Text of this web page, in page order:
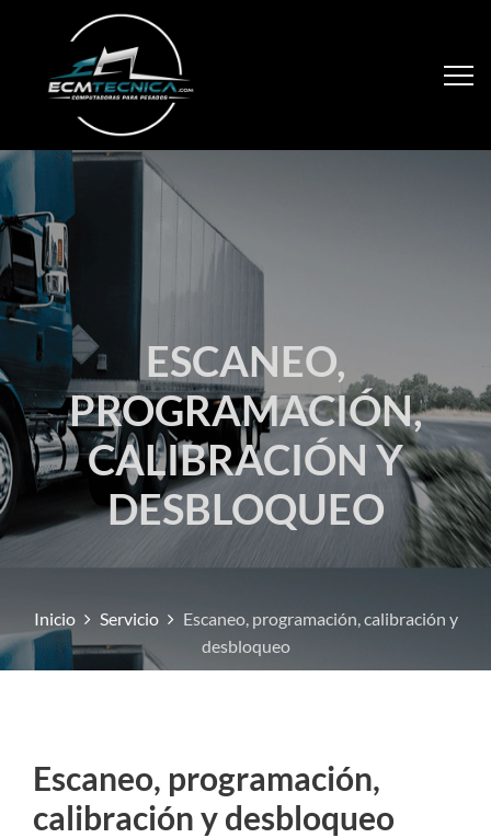
ESCANEO,
PROGRAMACIÓN,
CALIBRACIÓN Y
DESBLOQUEO
Inicio Servicio
Escaneo, programación, calibración y
desbloqueo
Escaneo, programación,
calibración y desbloqueo